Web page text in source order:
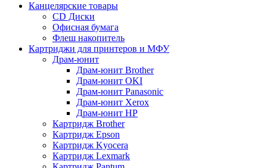
Канцелярские товары
CD Диски
Офисная бумага
Флеш накопитель
Картриджи для принтеров и МФУ
Драм-юнит
Драм-юнит Brother
Драм-юнит OKI
Драм-юнит Panasonic
Драм-юнит Xerox
Драм-юнит НР
Картридж Brother
Картридж Epson
Картридж Kyocera
Картридж Lexmark